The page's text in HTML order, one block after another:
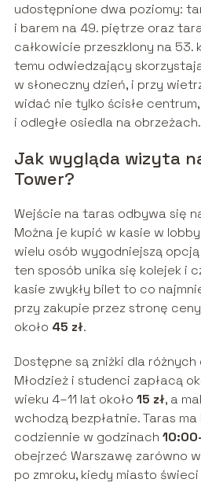
udostępnione dwa poziomy:
i barem na 49. piętrze oraz
całkowicie przeszklony na 53.
temu odwiedzający
w słoneczny dzień, i przy
widać nie tylko ścisłe
i odległe osiedla na obrzeżach.
Jak wygląda wizyta
Tower?
Wejście na taras odbywa się
Można je kupić w kasie w
wielu osób wygodniejszą
ten sposób unika się kolejek i
kasie zwykły bilet to co
przy zakupie przez stronę
około 45 zł.
Dostępne są zniżki dla
Młodzież i studenci zapłacą
wieku 4–11 lat około 15 zł, a
wchodzą bezpłatnie. Taras
codziennie w godzinach
obejrzeć Warszawę zarówno
po zmroku, kiedy miasto